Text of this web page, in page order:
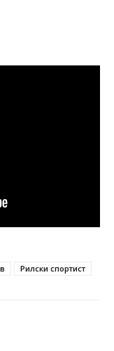
Рилски спортист